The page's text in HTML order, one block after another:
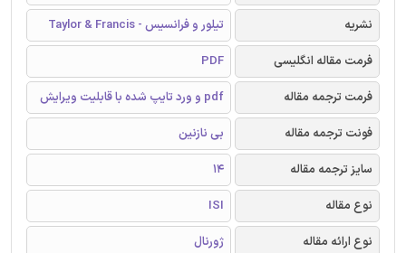
نشریه
تیلور و فرانسیس - Taylor & Francis
فرمت مقاله انگلیسی
PDF
فرمت ترجمه مقاله
pdf و ورد تایپ شده با قابلیت ویرایش
فونت ترجمه مقاله
بی نازنین
سایز ترجمه مقاله
14
نوع مقاله
ISI
نوع ارائه مقاله
ژورنال